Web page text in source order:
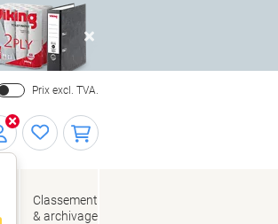
Close
Prix excl. TVA.
Classement
& archivage